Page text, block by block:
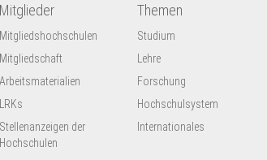
Mitglieder
Mitgliedshochschulen
Mitgliedschaft
Arbeitsmaterialien
LRKs
Stellenanzeigen der
Hochschulen
Themen
Studium
Lehre
Forschung
Hochschulsystem
Internationales